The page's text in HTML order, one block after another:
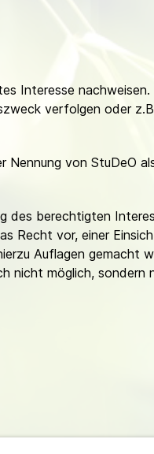
Interesse nachweisen.
verfolgen oder
von StuDeO
des berechtigten
Recht vor, einer
Auflagen gemacht
nicht möglich, sondern